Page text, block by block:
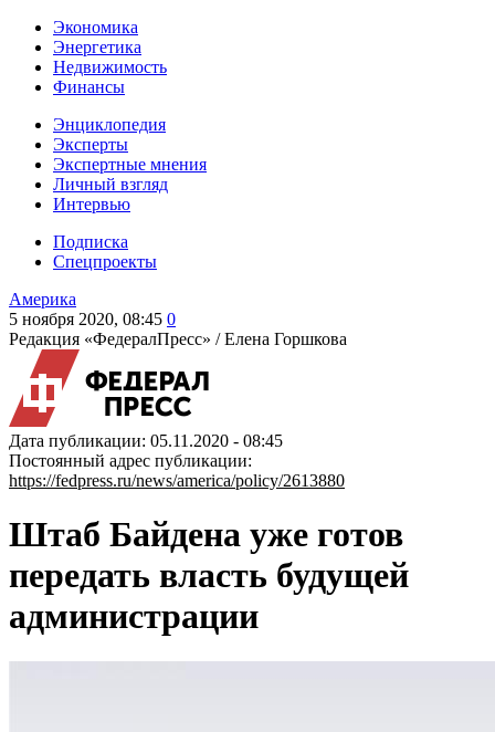
Экономика
Энергетика
Недвижимость
Финансы
Энциклопедия
Эксперты
Экспертные мнения
Личный взгляд
Интервью
Подписка
Спецпроекты
Америка
5 ноября 2020, 08:45 0
Редакция «ФедералПресс» /Елена Горшкова
Дата публикации: 05.11.2020 - 08:45
Постоянный адрес публикации:
https://fedpress.ru/news/america/policy/2613880
Штаб Байдена уже готов
передать власть будущей
администрации